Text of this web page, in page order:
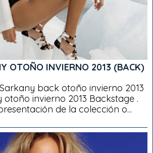
OTOÑO INVIERNO 2013 (BACK)
back otoño invierno 2013
otoño invierno 2013 Backstage .
de la colección o...